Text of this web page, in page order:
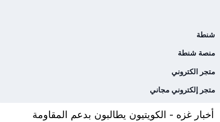
شنطة
منصة شنطة
متجر الكتروني
متجر إلكتروني مجاني
أخبار غزه - الكويتيون يطالبون بدعم المقاومة